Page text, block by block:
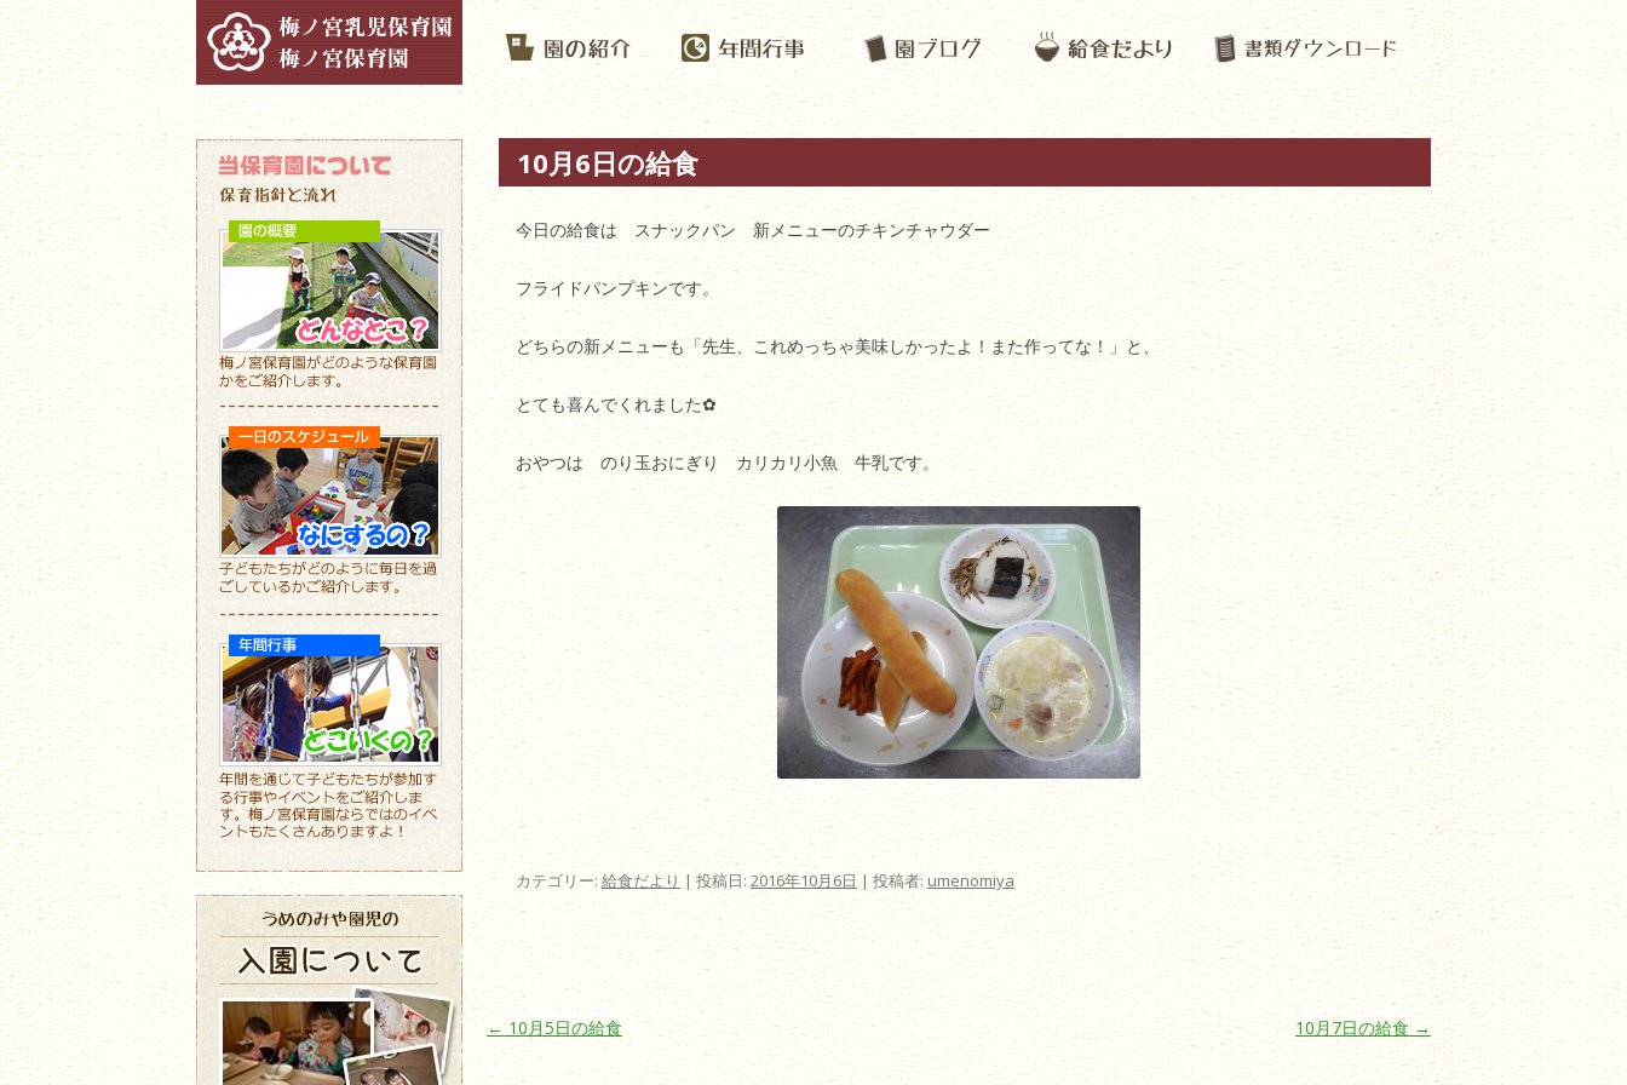
10月6日の給食
今日の給食は スナックパン 新メニューのチキンチャウダー
フライドパンプキンです。
どちらの新メニューも「先生、これめっちゃ美味しかったよ！また作ってな！」と、
とても喜んでくれました✿
おやつは のり玉おにぎり カリカリ小魚 牛乳です。
カテゴリー: 給食だより | 投稿日: 2016年10月6日 | 投稿者:umenomiya
投稿ナビゲーション
←10月5日の給食 10月7日の給食→